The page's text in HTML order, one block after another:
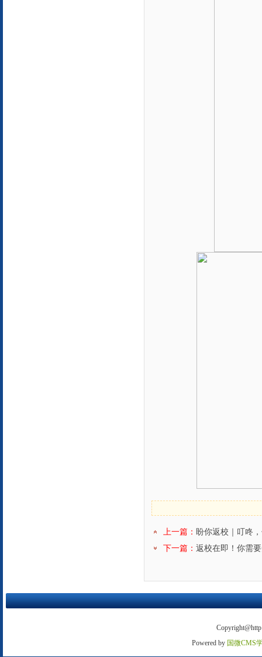
上一篇： 盼你返校｜叮咚
下一篇： 返校在即！你需
Powered by 国微CMS